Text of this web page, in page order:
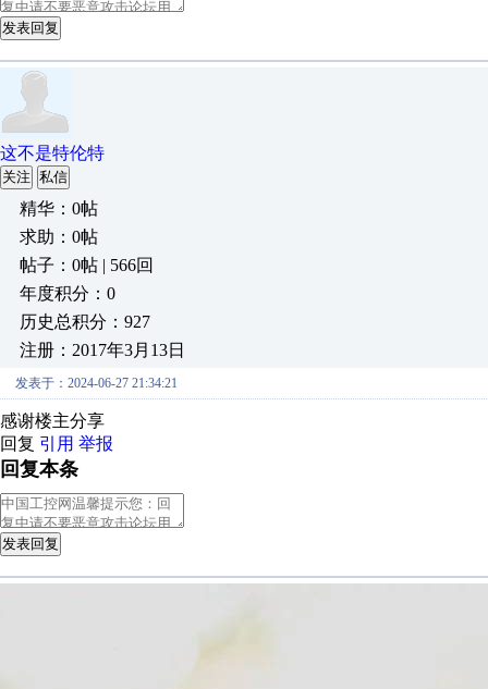
发表回复
这不是特伦特
关注 私信
精华：0帖
求助：0帖
帖子：0帖 | 566回
年度积分：0
历史总积分：927
注册：2017年3月13日
发表于：2024-06-27 21:34:21
感谢楼主分享
回复 引用 举报
回复本条
发表回复